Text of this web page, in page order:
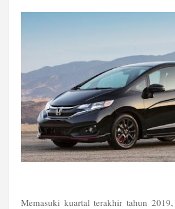
Memasuki kuartal terakhir tahun